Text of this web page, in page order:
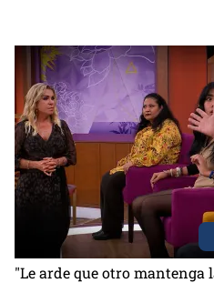
"Le arde que otro mantenga